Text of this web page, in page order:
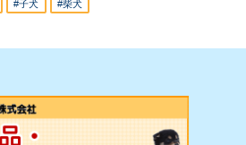
#子犬 #柴犬